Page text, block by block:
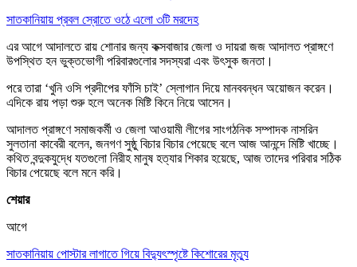
সাতকানিয়ায় প্রবল স্রোতে ওঠে এলো ৩টি মরদেহ
এর আগে আদালতে রায় শোনার জন্য কক্সবাজার জেলা ও দায়রা জজ আদালত প্রাঙ্গণে
উপস্থিত হন ভুক্তভোগী পরিবারগুলোর সদস্যরা এবং উৎসুক জনতা।
পরে তারা ‘খুনি ওসি প্রদীপের ফাঁসি চাই’ স্লোগান দিয়ে মানববন্ধন অয়োজন করেন।
এদিকে রায় পড়া শুরু হলে অনেক মিষ্টি কিনে নিয়ে আসেন।
আদালত প্রাঙ্গণে সমাজকর্মী ও জেলা আওয়ামী লীগের সাংগঠনিক সম্পাদক নাসরিন
সুলতানা কাবেরী বলেন, জনগণ সুষ্ঠু বিচার বিচার পেয়েছে বলে আজ আনন্দে মিষ্টি খাচ্ছে।
কথিত বন্দুকযুদ্ধে যতগুলো নিরীহ মানুষ হত্যার শিকার হয়েছে, আজ তাদের পরিবার সঠিক
বিচার পেয়েছে বলে মনে করি।
শেয়ার
আগে
সাতকানিয়ায় পোস্টার লাগাতে গিয়ে বিদ্যুৎস্পৃষ্টে কিশোরের মৃত্যু